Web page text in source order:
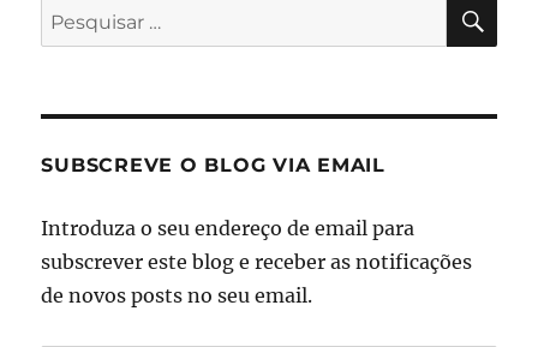
Pesquisar
por:
SUBSCREVE O BLOG VIA EMAIL
Introduza o seu endereço de email para
subscrever este blog e receber as notificações
de novos posts no seu email.